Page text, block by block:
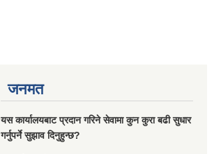
जनमत
यस कार्यालयबाट प्रदान गरिने सेवामा कुन कुरा बढी सुधार
गर्नुपर्ने सुझाव दिनुहुन्छ?